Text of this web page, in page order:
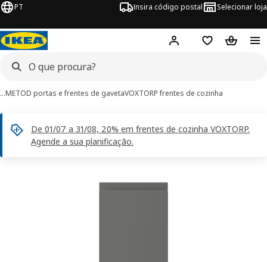
PT Insira código postal Selecionar loja
Hej! Inicie sessão
FavoritosCesto de
…METOD portas e frentes de gavetaVOXTORP frentes de cozinha
De 01/07 a 31/08, 20% em frentes de cozinha VOXTORP.
Agende a sua planificação.